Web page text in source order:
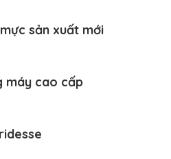
sản xuất mới
máy cao cấp